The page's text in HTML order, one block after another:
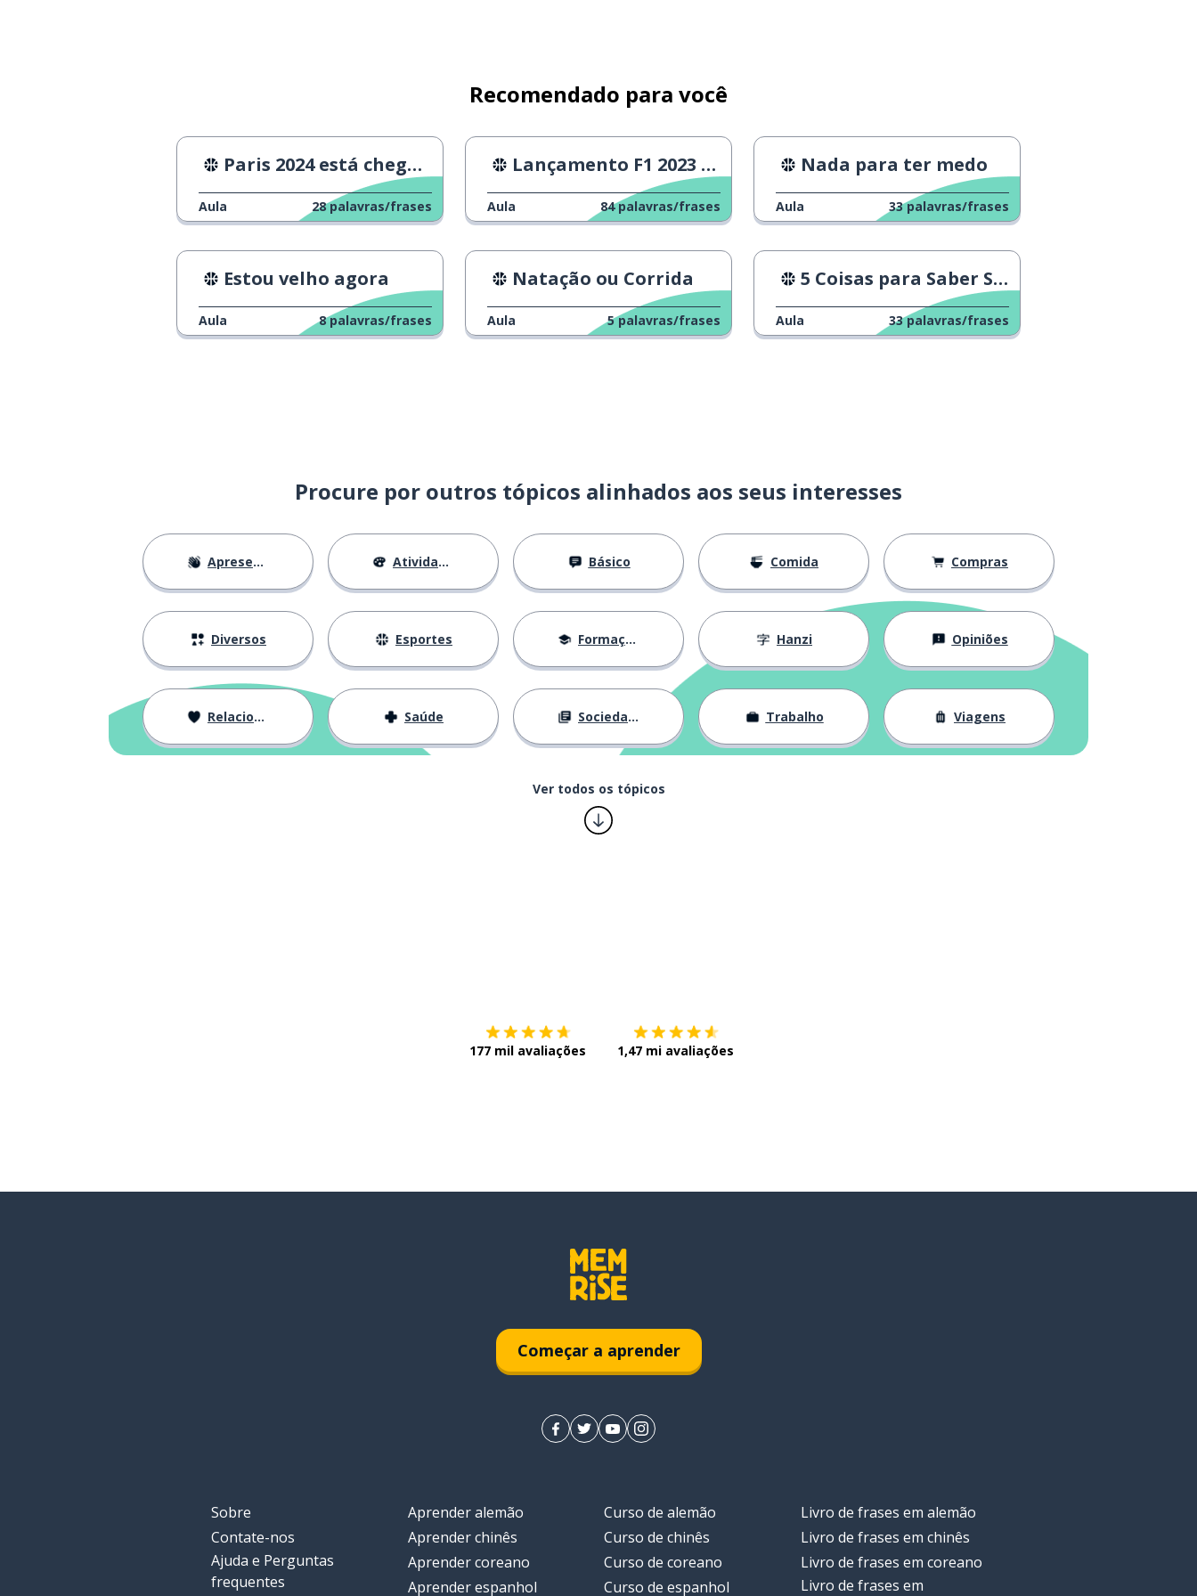
Recomendado para você
Paris 2024 está chegando!
Aula 28 palavras/frases
Lançamento F1 2023 Novo
Aula 84 palavras/frases
Nada para ter medo
Aula 33 palavras/frases
Estou velho agora
Aula 8 palavras/frases
Natação ou Corrida
Aula 5 palavras/frases
5 Coisas para Saber Sobre Yoga
Aula 33 palavras/frases
Procure por outros tópicos alinhados aos seus interesses
Apresentações Atividades Básico Comida Compras
Diversos Esportes Formação Hanzi Opiniões
Relacionamentos Saúde Sociedade Trabalho Viagens
Ver todos os tópicos
177 mil avaliações 1,47 mi avaliações
Começar a aprender
Sobre
Contate-nos
Ajuda e Perguntas
frequentes
Aprender alemão
Aprender chinês
Aprender coreano
Aprender espanhol
Curso de alemão
Curso de chinês
Curso de coreano
Curso de espanhol
Livro de frases em alemão
Livro de frases em chinês
Livro de frases em coreano
Livro de frases em